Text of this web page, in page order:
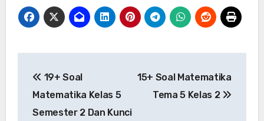
navigation
19+ Soal
Matematika Kelas 5
Semester 2 Dan Kunci
15+ Soal Matematika
Tema 5 Kelas 2